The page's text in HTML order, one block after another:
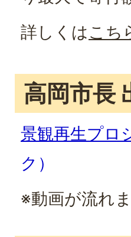
詳しくはこち
高岡市長
景観再生プロ
ク）
※動画が流れ